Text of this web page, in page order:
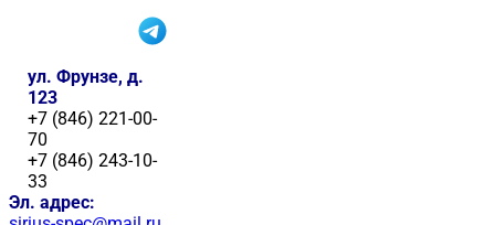
ул. Фрунзе, д.
123
+7 (846) 221-00-
70
+7 (846) 243-10-
33
Эл. адрес: